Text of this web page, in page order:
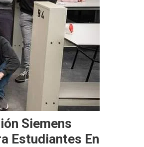
Siemens
Estudiantes En